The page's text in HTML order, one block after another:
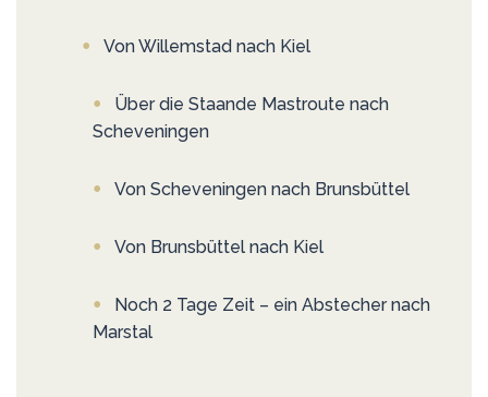
Von Willemstad nach Kiel
Über die Staande Mastroute nach
Scheveningen
Von Scheveningen nach Brunsbüttel
Von Brunsbüttel nach Kiel
Noch 2 Tage Zeit – ein Abstecher nach
Marstal